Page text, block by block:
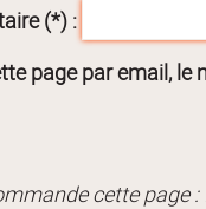
(*) :
page par email, le
cette page